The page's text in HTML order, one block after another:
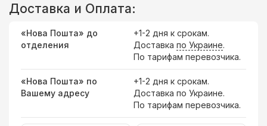
Доставка и Оплата:
«Нова Пошта» до
отделения
+1-2 дня к срокам.
Доставка по Украине.
По тарифам перевозчика.
«Нова Пошта» по
Вашему адресу
+1-2 дня к срокам.
Доставка по Украине.
По тарифам перевозчика.